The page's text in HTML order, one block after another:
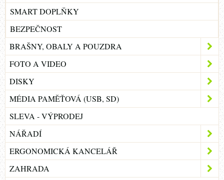
SMART DOPLŇKY
BEZPEČNOST
BRAŠNY, OBALY A POUZDRA
FOTO A VIDEO
DISKY
MÉDIA PAMĚŤOVÁ (USB, SD)
SLEVA - VÝPRODEJ
NÁŘADÍ
ERGONOMICKÁ KANCELÁŘ
ZAHRADA